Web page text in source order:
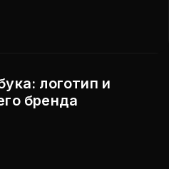
логотип и
бренда